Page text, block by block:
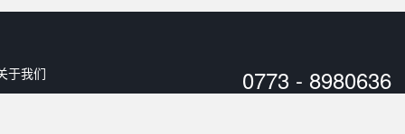
于我们 0773 - 8980636